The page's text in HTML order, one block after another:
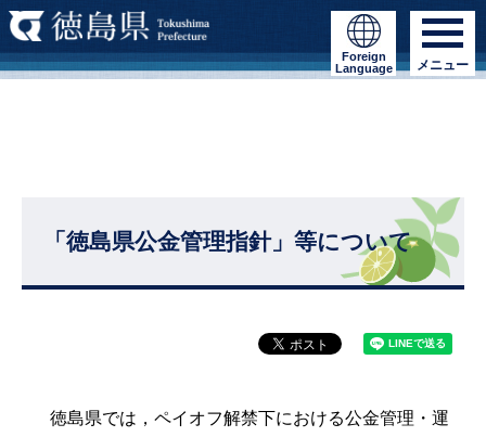
Foreign
Language
メニュー
「徳島県公金管理指針」等について
徳島県では，ペイオフ解禁下における公金管理・運